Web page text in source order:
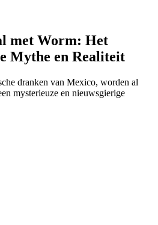
met Worm: Het
Mythe en Realiteit
dranken van Mexico, worden al
mysterieuze en nieuwsgierige